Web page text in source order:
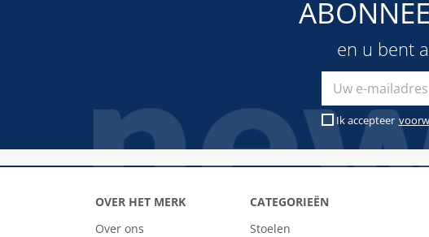
en u bent
Ik accepteer
OVER HET MERK
Over ons
CATEGORIEËN
Stoelen